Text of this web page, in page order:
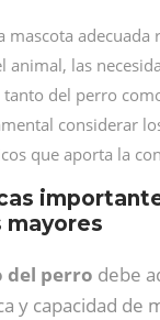
mascota adecuada
animal, las
tanto del perro
considerar
que aporta la
mayores
del perro debe
y capacidad de